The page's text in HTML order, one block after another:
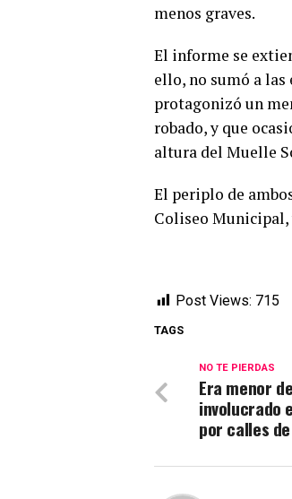
menos graves.
El informe se
ello, no sumó a
protagonizó un
robado, y que
altura del Muelle
El periplo de
Coliseo Municipal,
Post Views: 715
TAGS
NO TE PIERDAS
Era menor
involucrado
por calles